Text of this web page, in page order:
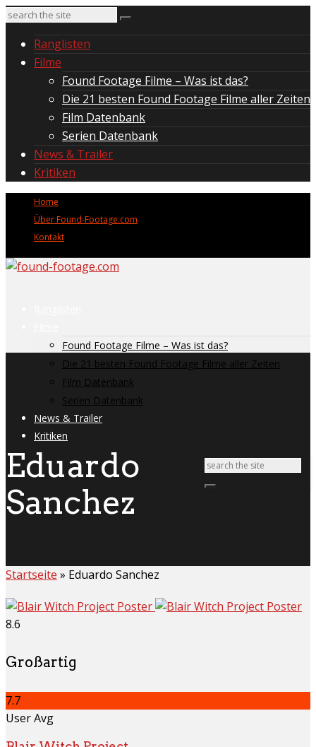
Ranglisten
Filme
Found Footage Filme – Was ist das?
Die 21 besten Found Footage Filme aller Zeiten
Film Datenbank
Serien Datenbank
News & Trailer
Kritiken
Home
Über Found-Footage.com
Kontakt
Found Footage Filme – Was ist das?
Die 21 besten Found Footage Filme aller Zeiten
Film Datenbank
Serien Datenbank
News & Trailer
Kritiken
Eduardo
Sanchez
Startseite » Eduardo Sanchez
8.6
Großartig
7.7
User Avg